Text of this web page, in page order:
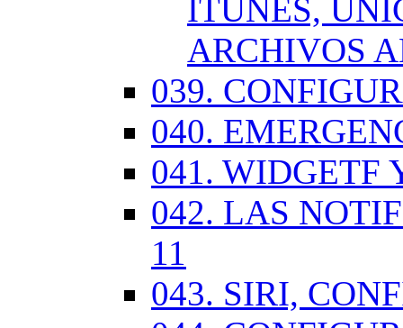
ITUNES,
ARCHIVOS
039.
040.
041. WIDGETF
042. LAS
11
043. SIRI,